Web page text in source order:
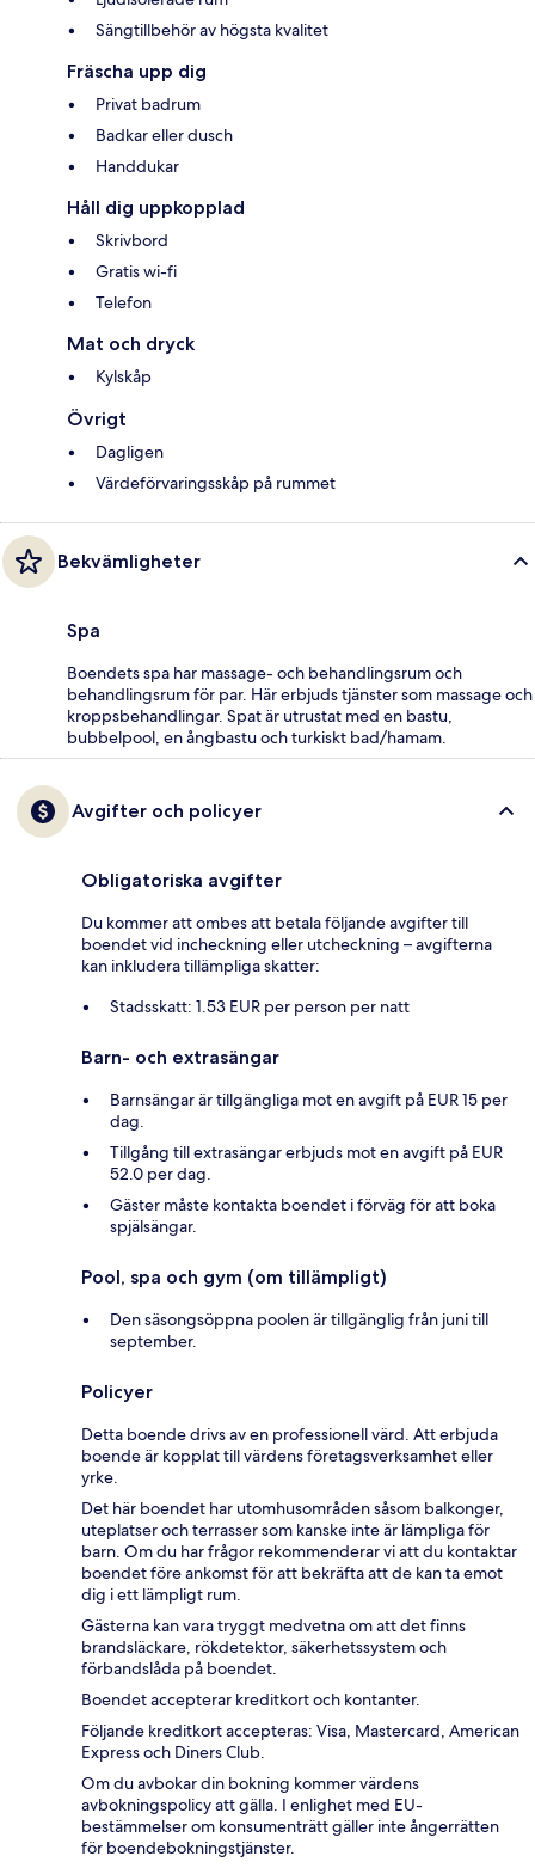
Sängtillbehör av högsta kvalitet
Fräscha upp dig
Privat badrum
Badkar eller dusch
Handdukar
Håll dig uppkopplad
Skrivbord
Gratis wi-fi
Telefon
Mat och dryck
Kylskåp
Övrigt
Dagligen
Värdeförvaringsskåp på rummet
Bekvämligheter
Spa
Boendets spa har massage- och behandlingsrum och
behandlingsrum för par. Här erbjuds tjänster som massage och
kroppsbehandlingar. Spat är utrustat med en bastu,
bubbelpool, en ångbastu och turkiskt bad/hamam.
Avgifter och policyer
Obligatoriska avgifter
Du kommer att ombes att betala följande avgifter till
boendet vid incheckning eller utcheckning – avgifterna
kan inkludera tillämpliga skatter:
Stadsskatt: 1.53 EUR per person per natt
Barn- och extrasängar
Barnsängar är tillgängliga mot en avgift på EUR 15 per
dag.
Tillgång till extrasängar erbjuds mot en avgift på EUR
52.0 per dag.
Gäster måste kontakta boendet i förväg för att boka
spjälsängar.
Pool, spa och gym (om tillämpligt)
Den säsongsöppna poolen är tillgänglig från juni till
september.
Policyer
Detta boende drivs av en professionell värd. Att erbjuda
boende är kopplat till värdens företagsverksamhet eller
yrke.
Det här boendet har utomhusområden såsom balkonger,
uteplatser och terrasser som kanske inte är lämpliga för
barn. Om du har frågor rekommenderar vi att du kontaktar
boendet före ankomst för att bekräfta att de kan ta emot
dig i ett lämpligt rum.
Gästerna kan vara tryggt medvetna om att det finns
brandsläckare, rökdetektor, säkerhetssystem och
förbandslåda på boendet.
Boendet accepterar kreditkort och kontanter.
Följande kreditkort accepteras: Visa, Mastercard, American
Express och Diners Club.
Om du avbokar din bokning kommer värdens
avbokningspolicy att gälla. I enlighet med EU-
bestämmelser om konsumenträtt gäller inte ångerrätten
för boendebokningstjänster.